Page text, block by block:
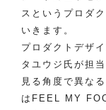
スというプロダ
いきます。
プロダクトデザ
タユウジ氏が担当
見る角度で異な
はFEEL MY